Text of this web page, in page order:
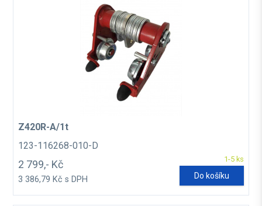
Z420R-A/1t
123-116268-010-D
1-5 ks
2 799,- Kč
3 386,79 Kč s DPH Do košíku